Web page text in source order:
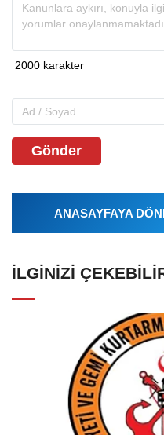
Gönder
ANASAYFAYA
İLGINIZI